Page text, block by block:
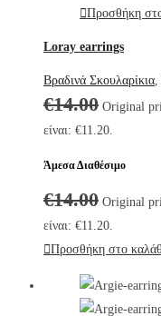
Προσθήκη
Loray earrings
Βραδινά Σκουλαρίκια,
€14.00 Original
είναι: €11.20.
Άμεσα Διαθέσιμο
€14.00 Original
είναι: €11.20.
Προσθήκη στο